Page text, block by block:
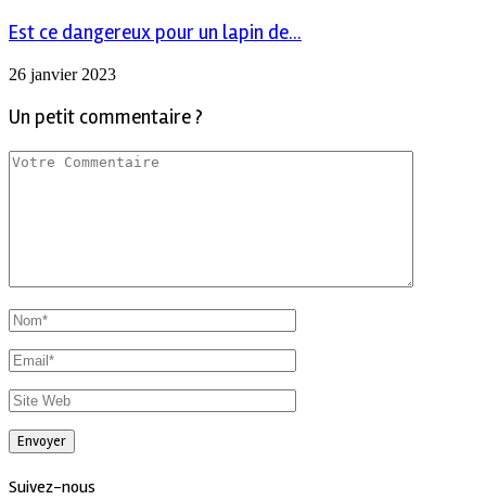
Est ce dangereux pour un lapin de...
26 janvier 2023
Un petit commentaire ?
Suivez-nous